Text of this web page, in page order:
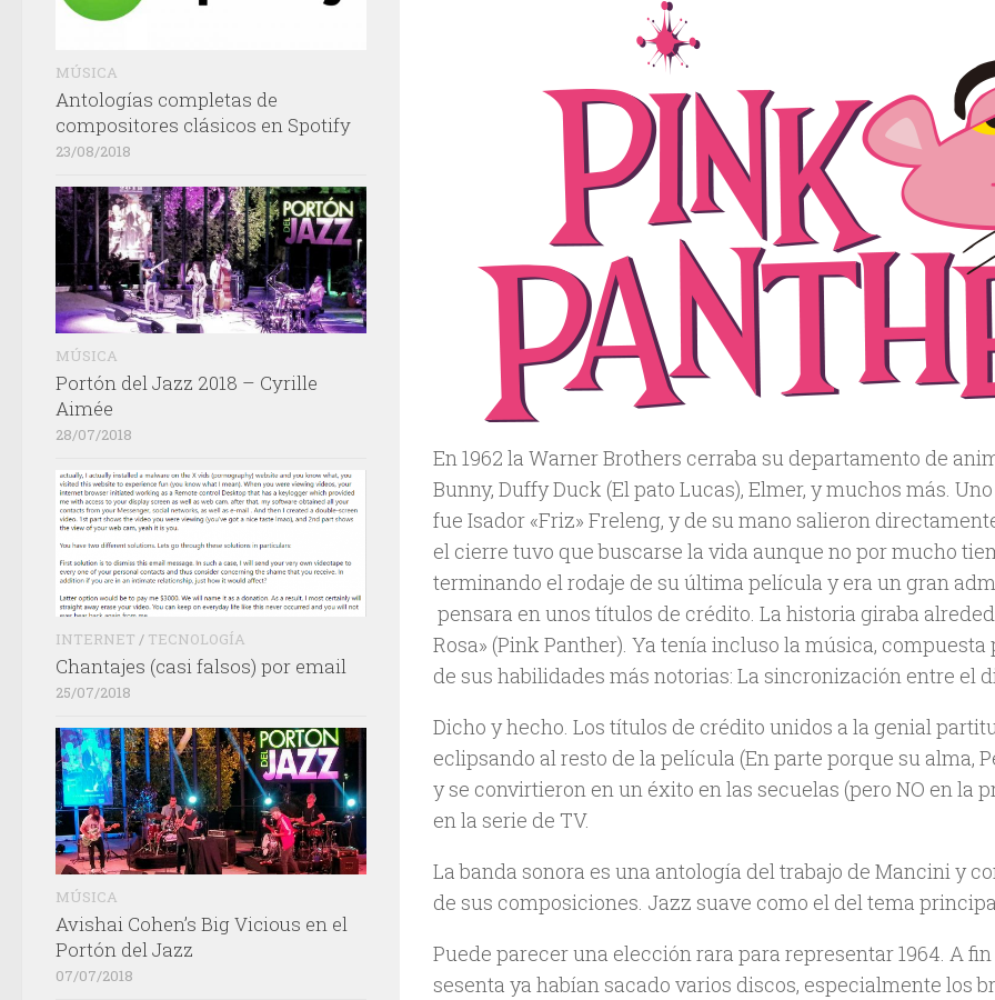
En 1962 la Warner Brothers cerraba su departamento de
Bunny, Duffy Duck (El pato Lucas), Elmer, y muchos más.
fue Isador «Friz» Freleng, y de su mano salieron
el cierre tuvo que buscarse la vida aunque no por mucho
terminando el rodaje de su última película y era un gran
pensara en unos títulos de crédito. La historia giraba
Rosa» (Pink Panther). Ya tenía incluso la música,
de sus habilidades más notorias: La sincronización entre el
Dicho y hecho. Los títulos de crédito unidos a la genial
eclipsando al resto de la película (En parte porque su alma,
y se convirtieron en un éxito en las secuelas (pero NO en la
en la serie de TV.
La banda sonora es una antología del trabajo de Mancini y
de sus composiciones. Jazz suave como el del tema
Puede parecer una elección rara para representar 1964. A
sesenta ya habían sacado varios discos, especialmente los
MÚSICA
Antologías completas de
compositores clásicos en Spotify
23/08/2018
MÚSICA
Portón del Jazz 2018 – Cyrille
Aimée
28/07/2018
INTERNET / TECNOLOGÍA
Chantajes (casi falsos) por email
25/07/2018
MÚSICA
Avishai Cohen’s Big Vicious en el
Portón del Jazz
07/07/2018